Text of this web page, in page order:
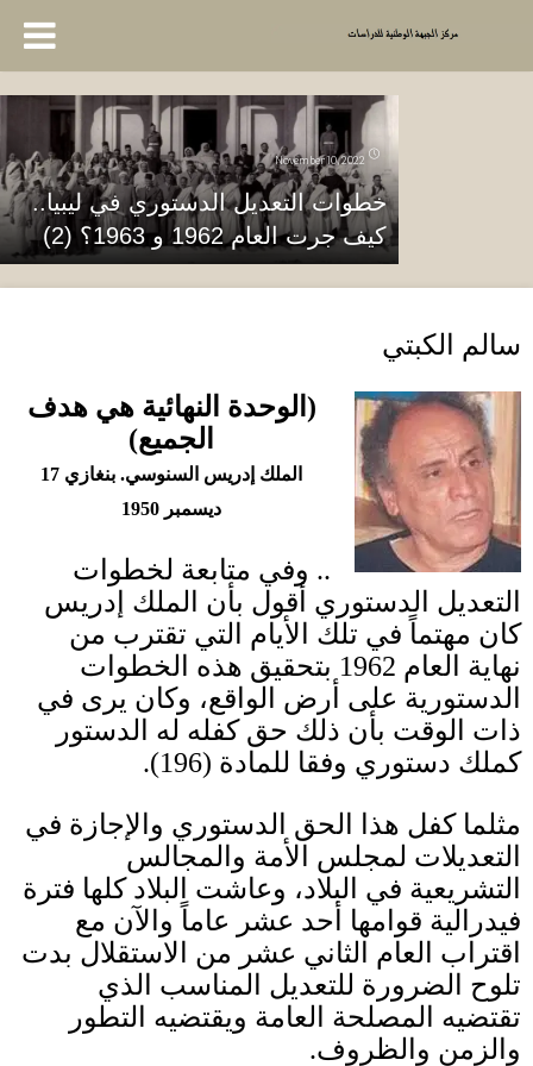
November 10, 2022
خطوات التعديل الدستوري في ليبيا..
كيف جرت العام 1962 و 1963؟ (2)
سالم الكبتي
( الوحدة النهائية هي هدف
الجميع)
الملك إدريس السنوسي. بنغازي 17
ديسمبر 1950
.. وفي متابعة لخطوات
التعديل الدستوري أقول بأن الملك إدريس
كان مهتماً في تلك الأيام التي تقترب من
نهاية العام 1962 بتحقيق هذه الخطوات
الدستورية على أرض الواقع، وكان يرى في
ذات الوقت بأن ذلك حق كفله له الدستور
كملك دستوري وفقا للمادة (196).
مثلما كفل هذا الحق الدستوري والإجازة في
التعديلات لمجلس الأمة والمجالس
التشريعية في البلاد، وعاشت البلاد كلها فترة
فيدرالية قوامها أحد عشر عاماً والآن مع
اقتراب العام الثاني عشر من الاستقلال بدت
تلوح الضرورة للتعديل المناسب الذي
تقتضيه المصلحة العامة ويقتضيه التطور
والزمن والظروف.